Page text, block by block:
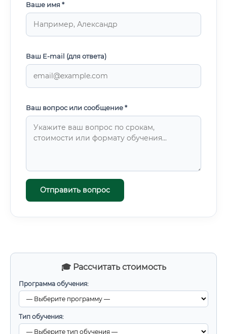
🎓 Рассчитать стоимость
Программа обучения:
Тип обучения:
Ваше имя *
Ваш E-mail (для ответа)
Ваш вопрос или сообщение *
Отправить вопрос